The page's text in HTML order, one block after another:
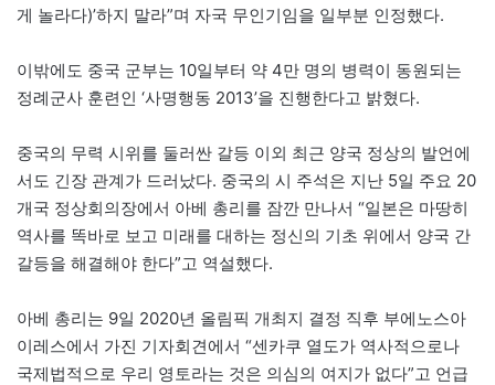
게 놀라다)’하지 말라”며 자국 무인기임을 일부분 인정했다.
이밖에도 중국 군부는 10일부터 약 4만 명의 병력이 동원되는
정례군사 훈련인 ‘사명행동 2013’을 진행한다고 밝혔다.
중국의 무력 시위를 둘러싼 갈등 이외 최근 양국 정상의 발언에
서도 긴장 관계가 드러났다. 중국의 시 주석은 지난 5일 주요 20
개국 정상회의장에서 아베 총리를 잠깐 만나서 “일본은 마땅히
역사를 똑바로 보고 미래를 대하는 정신의 기초 위에서 양국 간
갈등을 해결해야 한다”고 역설했다.
아베 총리는 9일 2020년 올림픽 개최지 결정 직후 부에노스아
이레스에서 가진 기자회견에서 “센카쿠 열도가 역사적으로나
국제법적으로 우리 영토라는 것은 의심의 여지가 없다”고 언급